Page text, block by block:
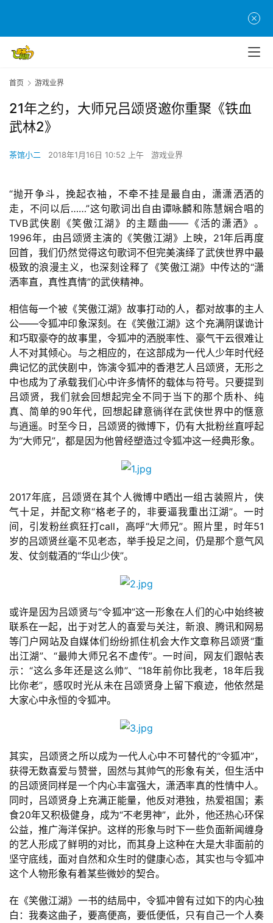
首页 游戏业界
21年之约，大师兄吕颂贤邀你重聚《铁血
武林2》
茶馆小二 2018年1月16日 10:52 上午 游戏业界
“抛开争斗，挽起衣袖，不牵不挂是最自由，潇潇洒洒的
走，不问以后……”这句歌词出自由谭咏麟和陈慧娴合唱的
TVB武侠剧《笑傲江湖》的主题曲——《活的潇洒》。
1996年，由吕颂贤主演的《笑傲江湖》上映，21年后再度
回首，我们仍然觉得这句歌词不但完美演绎了武侠世界中最
极致的浪漫主义，也深刻诠释了《笑傲江湖》中传达的“潇
洒率直，真性真情”的武侠精神。
相信每一个被《笑傲江湖》故事打动的人，都对故事的主人
公——令狐冲印象深刻。在《笑傲江湖》这个充满阴谋诡计
和巧取豪夺的故事里，令狐冲的洒脱率性、豪气干云很难让
人不对其倾心。与之相应的，在这部成为一代人少年时代经
典记忆的武侠剧中，饰演令狐冲的香港艺人吕颂贤，无形之
中也成为了承载我们心中许多情怀的载体与符号。只要提到
吕颂贤，我们就会回想起完全不同于当下的那个质朴、纯
真、简单的90年代，回想起肆意徜徉在武侠世界中的惬意
与逍遥。时至今日，吕颂贤的微博下，仍有大批粉丝直呼起
为“大师兄”，都是因为他曾经塑造过令狐冲这一经典形象。
2017年底，吕颂贤在其个人微博中晒出一组古装照片，侠
气十足，并配文称“格老子的，非要逼我重出江湖”。一时
间，引发粉丝疯狂打call，高呼“大师兄”。照片里，时年51
岁的吕颂贤丝毫不见老态，举手投足之间，仍是那个意气风
发、仗剑载酒的“华山少侠”。
或许是因为吕颂贤与“令狐冲”这一形象在人们的心中始终被
联系在一起，出于对艺人的喜爱与关注，新浪、腾讯和网易
等门户网站及自媒体们纷纷抓住机会大作文章称吕颂贤“重
出江湖”、“最帅大师兄名不虚传”。一时间，网友们跟帖表
示：“这么多年还是这么帅”、“18年前你比我老，18年后我
比你老”，感叹时光从未在吕颂贤身上留下痕迹，他依然是
大家心中永恒的令狐冲。
其实，吕颂贤之所以成为一代人心中不可替代的“令狐冲”，
获得无数喜爱与赞誉，固然与其帅气的形象有关，但生活中
的吕颂贤同样是一个内心丰富强大，潇洒率真的性情中人。
同时，吕颂贤身上充满正能量，他反对港独，热爱祖国；素
食20年又积极健身，成为“不老男神”，此外，他还热心环保
公益，推广海洋保护。这样的形象与时下一些负面新闻缠身
的艺人形成了鲜明的对比，而其身上这种在大是大非面前的
坚守底线，面对自然和众生时的健康心态，其实也与令狐冲
这个人物形象有着某些微妙的契合。
在《笑傲江湖》一书的结局中，令狐冲曾有过如下的内心独
白：我奏这曲子，要高便高，要低便低，只有自己一个人奏